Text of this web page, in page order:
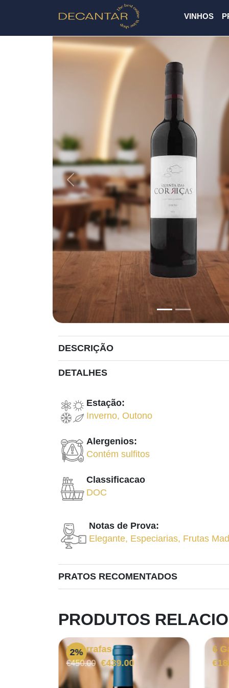
VINHOS
Previous
DESCRIÇÃO
DETALHES
Estação:
Inverno, Outono
Alergenios:
Contém sulfitos
Classificacao
DOC
Notas de Prova:
Elegante, Especiarias, Frutas
PRATOS RECOMENTADOS
PRODUTOS
2%
3 Garrafas
€450.00 O
preço
€439.00O
6
€